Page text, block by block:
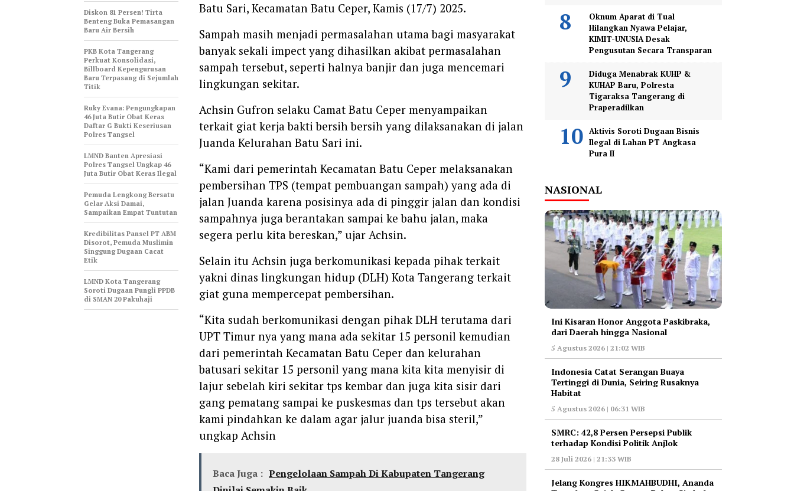
Batu Sari, Kecamatan Batu Ceper, Kamis (17/7) 2025.
‎Sampah masih menjadi permasalahan utama bagi masyarakat
banyak sekali impect yang dihasilkan akibat permasalahan
sampah tersebut, seperti halnya banjir dan juga mencemari
lingkungan sekitar.
‎Achsin Gufron selaku Camat Batu Ceper menyampaikan
terkait giat kerja bakti bersih bersih yang dilaksanakan di jalan
Juanda Kelurahan Batu Sari ini.
‎‎“Kami dari pemerintah Kecamatan Batu Ceper melaksanakan
pembersihan TPS (tempat pembuangan sampah) yang ada di
jalan Juanda karena posisinya ada di pinggir jalan dan kondisi
sampahnya juga berantakan sampai ke bahu jalan, maka
segera perlu kita bereskan,” ujar Achsin.
‎Selain itu Achsin juga berkomunikasi kepada pihak terkait
yakni dinas lingkungan hidup (DLH) Kota Tangerang terkait
giat guna mempercepat pembersihan.
‎“Kita sudah berkomunikasi dengan pihak DLH terutama dari
UPT Timur nya yang mana ada sekitar 15 personil kemudian
dari pemerintah Kecamatan Batu Ceper dan kelurahan
batusari sekitar 15 personil yang mana kita kita menyisir di
lajur sebelah kiri sekitar tps kembar dan juga kita sisir dari
gang pematang sampai ke puskesmas dan tps tersebut akan
kami pindahkan ke dalam agar jalur juanda bisa steril,”
ungkap Achsin
Baca Juga : Pengelolaan Sampah Di Kabupaten Tangerang
Diskon 81 Persen! Tirta
Benteng Buka Pemasangan
Baru Air Bersih
‎PKB Kota Tangerang
Perkuat Konsolidasi,
Billboard Kepengurusan
Baru Terpasang di Sejumlah
Titik ‎
‎Ruky Evana: Pengungkapan
46 Juta Butir Obat Keras
Daftar G Bukti Keseriusan
Polres Tangsel
LMND Banten Apresiasi
Polres Tangsel Ungkap 46
Juta Butir Obat Keras Ilegal
Pemuda Lengkong Bersatu
Gelar Aksi Damai,
Sampaikan Empat Tuntutan
‎Kredibilitas Pansel PT ABM
Disorot, Pemuda Muslimin
Singgung Dugaan Cacat
Etik
LMND Kota Tangerang
Soroti Dugaan Pungli PPDB
di SMAN 20 Pakuhaji
Oknum Aparat di Tual
Hilangkan Nyawa Pelajar,
KIMIT-UNUSIA Desak
Pengusutan Secara Transparan
Diduga Menabrak KUHP &
KUHAP Baru, Polresta
Tigaraksa Tangerang di
Praperadilkan
Aktivis Soroti Dugaan Bisnis
Ilegal di Lahan PT Angkasa
Pura II
NASIONAL
Ini Kisaran Honor Anggota Paskibraka,
dari Daerah hingga Nasional
5 Agustus 2026 | 21:02 WIB
Indonesia Catat Serangan Buaya
Tertinggi di Dunia, Seiring Rusaknya
Habitat
5 Agustus 2026 | 06:31 WIB
‎SMRC: 42,8 Persen Persepsi Publik
terhadap Kondisi Politik Anjlok
28 Juli 2026 | 21:33 WIB
‎Jelang Kongres HIKMAHBUDHI, Ananda